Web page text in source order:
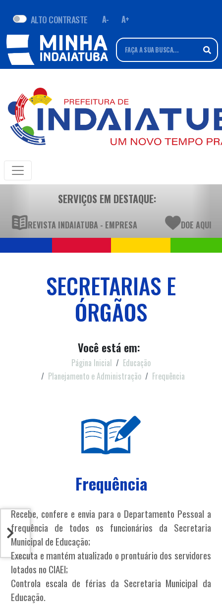
ALTO CONTRASTE A- A+
SERVIÇOS EM DESTAQUE:
REVISTA INDAIATUBA - EMPRESA DOE AQUI
SECRETARIAS E
ÓRGÃOS
Você está em:
Página Inicial
Educação
Planejamento e Administração
Frequência
Frequência
Recebe, confere e envia para o Departamento Pessoal a
frequência de todos os funcionários da Secretaria
Municipal de Educação;
Executa e mantém atualizado o prontuário dos servidores
lotados no CIAEI;
Controla escala de férias da Secretaria Municipal da
Educação.